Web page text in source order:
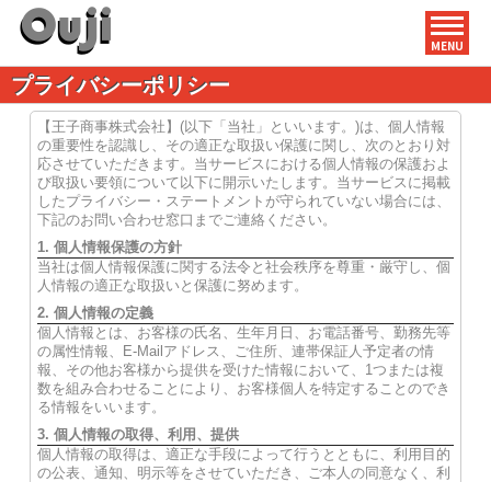
MENU
プライバシーポリシー
【王子商事株式会社】(以下「当社」といいます。)は、個人情報
の重要性を認識し、その適正な取扱い保護に関し、次のとおり対
応させていただきます。当サービスにおける個人情報の保護およ
び取扱い要領について以下に開示いたします。当サービスに掲載
したプライバシー・ステートメントが守られていない場合には、
下記のお問い合わせ窓口までご連絡ください。
1. 個人情報保護の方針
当社は個人情報保護に関する法令と社会秩序を尊重・厳守し、個
人情報の適正な取扱いと保護に努めます。
2. 個人情報の定義
個人情報とは、お客様の氏名、生年月日、お電話番号、勤務先等
の属性情報、E-Mailアドレス、ご住所、連帯保証人予定者の情
報、その他お客様から提供を受けた情報において、1つまたは複
数を組み合わせることにより、お客様個人を特定することのでき
る情報をいいます。
3. 個人情報の取得、利用、提供
個人情報の取得は、適正な手段によって行うとともに、利用目的
の公表、通知、明示等をさせていただき、ご本人の同意なく、利